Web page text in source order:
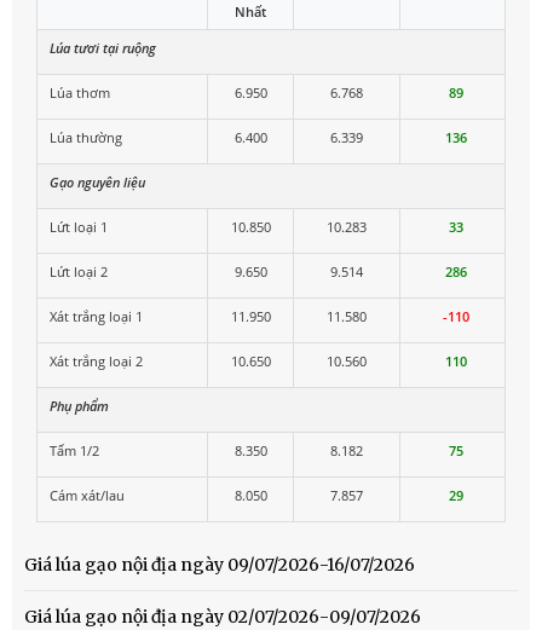
Nhất
Lúa tươi tại ruộng
Lúa thơm 6.950 6.768 89
Lúa thường 6.400 6.339 136
Gạo nguyên liệu
Lứt loại 1 10.850 10.283 33
Lứt loại 2 9.650 9.514 286
Xát trắng loại 1 11.950 11.580 -110
Xát trắng loại 2 10.650 10.560 110
Phụ phẩm
Tấm 1/2 8.350 8.182 75
Cám xát/lau 8.050 7.857 29
Giá lúa gạo nội địa ngày 09/07/2026-16/07/2026
Giá lúa gạo nội địa ngày 02/07/2026-09/07/2026